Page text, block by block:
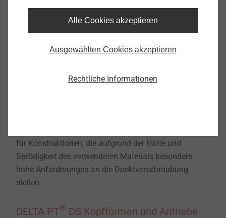
®
aufgebracht, die ein optimales Formen des
der Schraubenspitze besonders ausgeprägt und
entwickelte Gewindeformzone ermöglicht damit ein
für Konstruktionen, die aufgrund der Härte und
Sprödigkeit des verwendeten Materials besonders
hohe Anforderungen an die Direktverschraubung
stellen.
DELTA PT® DS Kopfformen und Antriebe
Alle Cookies akzeptieren
Ausgewählten Cookies akzeptieren
Rechtliche Informationen